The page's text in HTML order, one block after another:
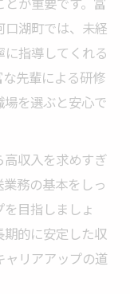
転職事情
バー求人の現
人で転職成功
必要なポイン
バー転職の流
湖町では、未経
指導してくれる
先輩による研修
を選ぶと安心で
収入を求めすぎ
務の基本をしっ
目指しましょ
期的に安定した収
ャリアアップの道